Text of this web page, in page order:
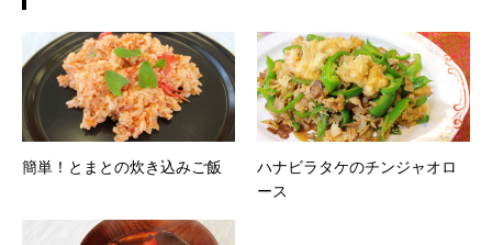
簡単！とまとの炊き込みご飯
ハナビラタケのチンジャオロ
ース